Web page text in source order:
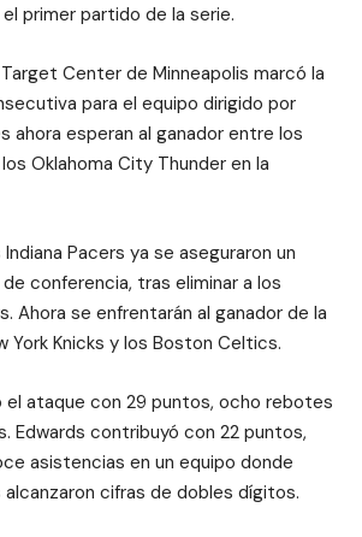
primer partido de la serie.
Center de Minneapolis marcó la
para el equipo dirigido por
ahora esperan al ganador entre los
Oklahoma City Thunder en la
Pacers ya se aseguraron un
conferencia, tras eliminar a los
Ahora se enfrentarán al ganador de la
York Knicks y los Boston Celtics.
el ataque con 29 puntos, ocho rebotes
Edwards contribuyó con 22 puntos,
asistencias en un equipo donde
cifras de dobles dígitos.